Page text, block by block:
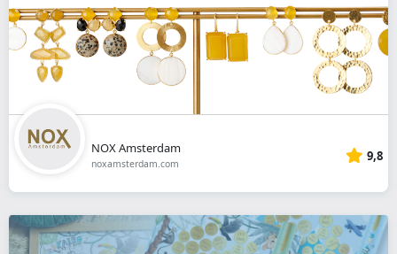
NOX Amsterdam
noxamsterdam.com 9,8